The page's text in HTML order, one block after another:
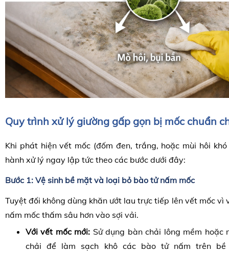
Quy trình xử lý giường gấp gọn bị mốc chuẩn
Khi phát hiện vết mốc (đốm đen, trắng, hoặc mùi hôi
hành xử lý ngay lập tức theo các bước dưới đây:
Bước 1: Vệ sinh bề mặt và loại bỏ bào tử nấm mốc
Tuyệt đối không dùng khăn ướt lau trực tiếp lên vết mốc vì
nấm mốc thấm sâu hơn vào sợi vải.
Với vết mốc mới: Sử dụng bàn chải lông mềm hoặc
chải để làm sạch khô các bào tử nấm trên